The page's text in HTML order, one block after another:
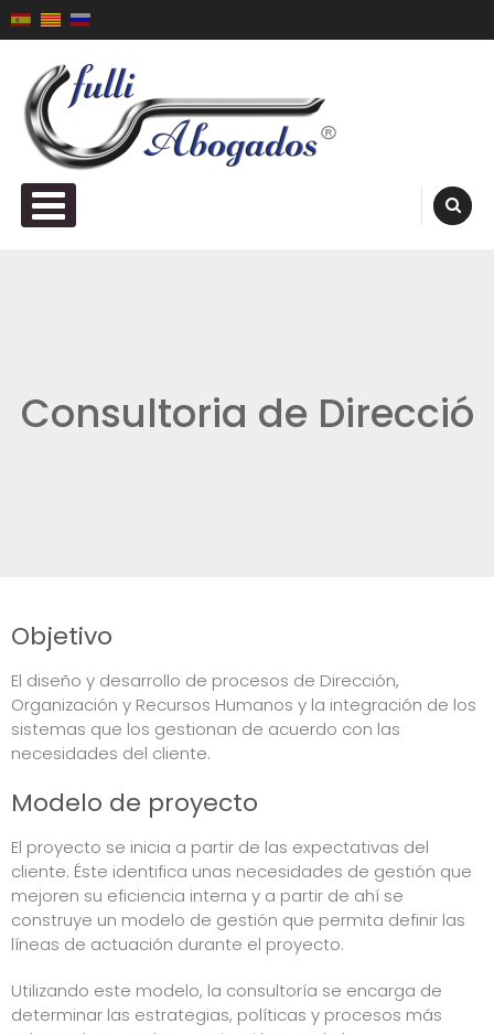
Skip to content
Fulli Abogados ®
Consultoria de Direcció
Objetivo
El diseño y desarrollo de procesos de Dirección,
Organización y Recursos Humanos y la integración de los
sistemas que los gestionan de acuerdo con las
necesidades del cliente.
Modelo de proyecto
El proyecto se inicia a partir de las expectativas del
cliente. Éste identifica unas necesidades de gestión que
mejoren su eficiencia interna y a partir de ahí se
construye un modelo de gestión que permita definir las
líneas de actuación durante el proyecto.
Utilizando este modelo, la consultoría se encarga de
determinar las estrategias, políticas y procesos más